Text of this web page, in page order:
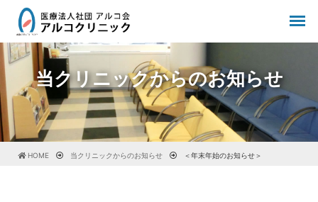
当クリニックからのお知らせ
HOME 当クリニックからのお知らせ ＜年末年始のお知らせ＞